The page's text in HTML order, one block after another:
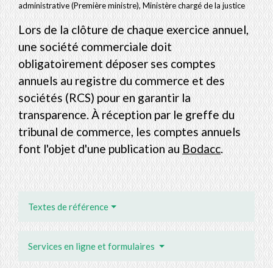
administrative (Première ministre), Ministère chargé de la justice
Lors de la clôture de chaque exercice annuel,
une société commerciale doit
obligatoirement déposer ses comptes
annuels au registre du commerce et des
sociétés (RCS) pour en garantir la
transparence. À réception par le greffe du
tribunal de commerce, les comptes annuels
font l'objet d'une publication auBodacc.
Textes de référence
Services en ligne et formulaires